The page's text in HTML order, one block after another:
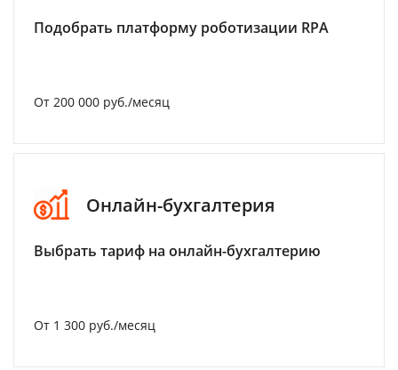
Подобрать платформу роботизации RPA
От 200 000 руб./месяц
Онлайн-бухгалтерия
Выбрать тариф на онлайн-бухгалтерию
От 1 300 руб./месяц